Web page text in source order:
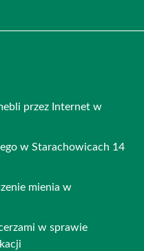
przez Internet w
w Starachowicach 14
mienia w
w sprawie